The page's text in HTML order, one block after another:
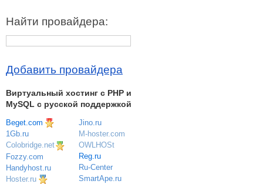
Найти провайдера:
Добавить провайдера
Виртуальный хостинг c PHP и
MySQL с русской поддержкой
Beget.com
1Gb.ru
Colobridge.net
Fozzy.com
Handyhost.ru
Hoster.ru
Jino.ru
M-hoster.com
OWLHOSt
Reg.ru
Ru-Center
SmartApe.ru